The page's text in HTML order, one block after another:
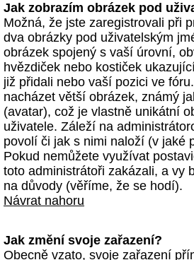
Jak zobrazím obrázek pod
Možná, že jste zaregistrovali při
dva obrázky pod uživatelským
obrázek spojený s vaší úrovní,
hvězdiček nebo kostiček
již přidali nebo vaší pozici ve
nacházet větší obrázek, známý
(avatar), což je vlastně unikátní
uživatele. Záleží na
povolí či jak s nimi naloží (v jaké
Pokud nemůžete využívat
toto administrátoři zakázali, a vy
na důvody (věříme, že se hodí).
Návrat nahoru
Jak změní svoje zařazení?
Obecně vzato, svoje zařazení